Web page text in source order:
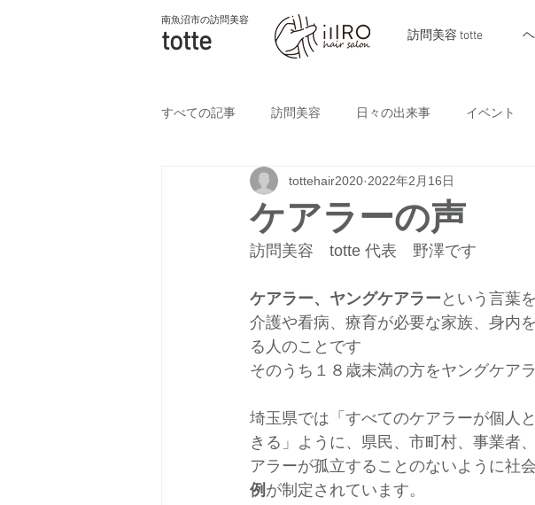
南魚沼市の訪問美容
totte 訪問美容 totte
すべての記事 訪問美容 日々の出来事 イベント
ケアラーの声
tottehair2020 2022年2月16日
訪問美容　totte 代表　野澤です
ケアラー、ヤングケアラー という言葉
介護や看病、療育が必要な家族、身内
る人のことです
そのうち１８歳未満の方をヤングケア
埼玉県では「すべてのケアラーが個人
きる」ように、県民、市町村、事業者
アラーが孤立することのないように社
例 が制定されています。